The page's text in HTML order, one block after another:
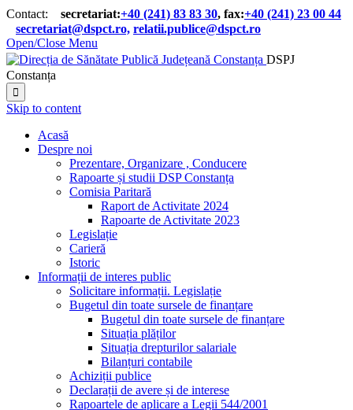
Contact: secretariat:+40 (241) 83 83 30, fax:+40 (241) 23 00 44
secretariat@dspct.ro, relatii.publice@dspct.ro
Open/Close Menu
DSPJ
Constanța

Skip to content
Acasă
Despre noi
Prezentare, Organizare , Conducere
Rapoarte și studii DSP Constanța
Comisia Paritară
Raport de Activitate 2024
Rapoarte de Activitate 2023
Legislație
Carieră
Istoric
Informații de interes public
Solicitare informații. Legislație
Bugetul din toate sursele de finanțare
Bugetul din toate sursele de finanțare
Situația plăților
Situația drepturilor salariale
Bilanțuri contabile
Achiziții publice
Declarații de avere și de interese
Rapoartele de aplicare a Legii 544/2001